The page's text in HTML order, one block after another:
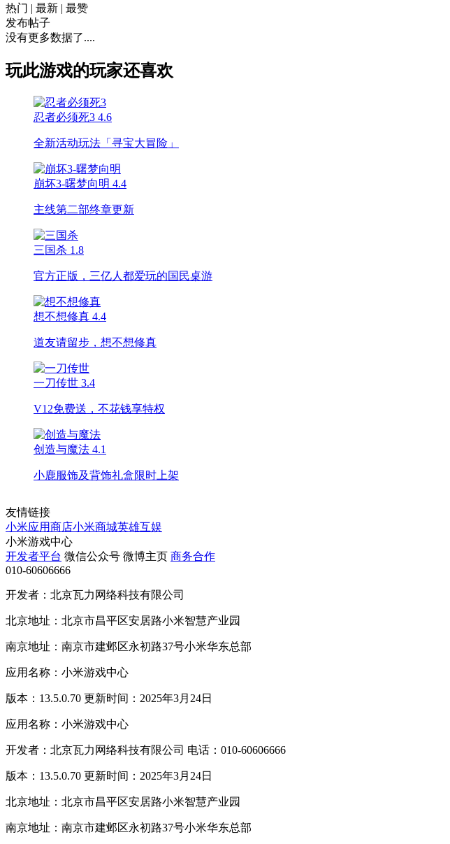
热门 | 最新 | 最赞
发布帖子
没有更多数据了....
玩此游戏的玩家还喜欢
忍者必须死3 4.6
全新活动玩法「寻宝大冒险」
崩坏3-曙梦向明 4.4
主线第二部终章更新
三国杀 1.8
官方正版，三亿人都爱玩的国民桌游
想不想修真 4.4
道友请留步，想不想修真
一刀传世 3.4
V12免费送，不花钱享特权
创造与魔法 4.1
小鹿服饰及背饰礼盒限时上架
友情链接
小米应用商店小米商城英雄互娱
小米游戏中心
开发者平台 微信公众号 微博主页 商务合作
010-60606666
开发者：北京瓦力网络科技有限公司
北京地址：北京市昌平区安居路小米智慧产业园
南京地址：南京市建邺区永初路37号小米华东总部
应用名称：小米游戏中心
版本：13.5.0.70 更新时间：2025年3月24日
应用名称：小米游戏中心
开发者：北京瓦力网络科技有限公司 电话：010-60606666
版本：13.5.0.70 更新时间：2025年3月24日
北京地址：北京市昌平区安居路小米智慧产业园
南京地址：南京市建邺区永初路37号小米华东总部